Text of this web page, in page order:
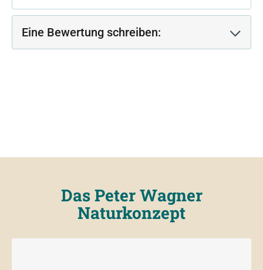
Eine Bewertung schreiben:
Das Peter Wagner
Naturkonzept